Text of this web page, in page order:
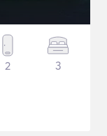
2 3